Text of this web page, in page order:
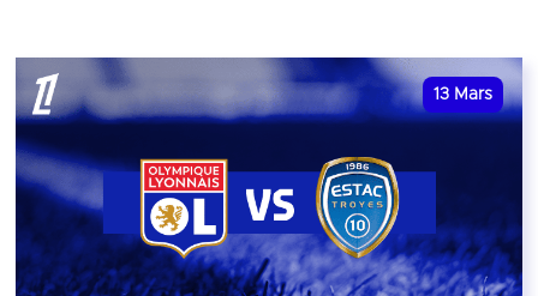
13 Mars